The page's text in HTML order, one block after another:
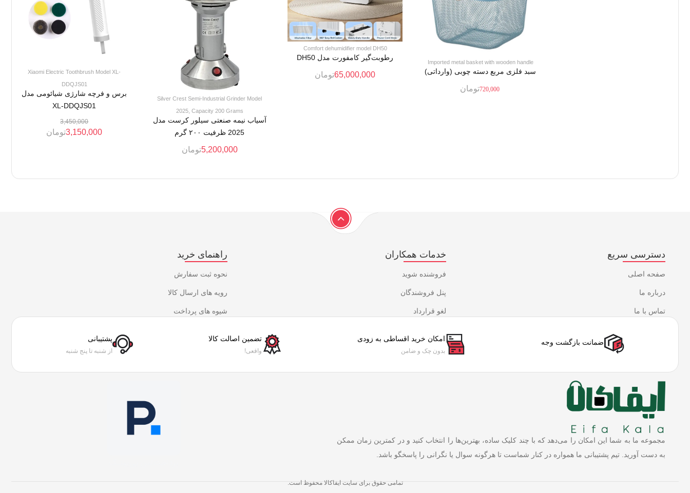
Imported metal basket with wooden handle
سبد فلزی مربع دسته چوبی (وارداتی)
720,000 تومان
Comfort dehumidifier model DH50
رطوبت‌گیر کامفورت مدل DH50
65,000,000تومان
Silver Crest Semi-Industrial Grinder Model
2025, Capacity 200 Grams
آسیاب نیمه صنعتی سیلور کرست مدل
2025 ظرفیت ۲۰۰ گرم
5,200,000تومان
Xiaomi Electric Toothbrush Model XL-
DDQJS01
برس و فرچه شارژی شیائومی مدل
XL-DDQJS01
3,450,000
3,150,000تومان
دسترسی سریع
صفحه اصلی
درباره ما
تماس با ما
خدمات همکاران
فروشنده شوید
پنل فروشندگان
لغو قرارداد
راهنمای خرید
نحوه ثبت سفارش
رویه های ارسال کالا
شیوه های پرداخت
ضمانت بازگشت وجه امکان خرید اقساطی به زودی
بدون چک و ضامن
تضمین اصالت کالا
واقعی!
پشتیبانی
از شنبه تا پنج شنبه
مجموعه ما به شما این امکان را می‌دهد که با چند کلیک ساده، بهترین‌ها را انتخاب کنید و در کمترین زمان ممکن
به دست آورید. تیم پشتیبانی ما همواره در کنار شماست تا هرگونه سوال یا نگرانی را پاسخگو باشد.
تمامی حقوق برای سایت ایفاکالا محفوظ است.